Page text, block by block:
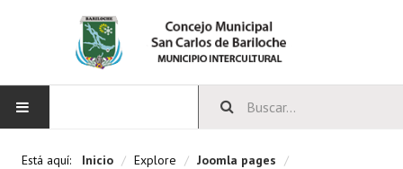
Está aquí: Inicio / Explore / Joomla pages /